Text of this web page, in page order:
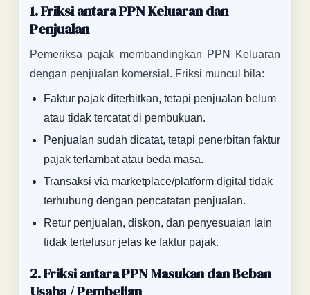
1. Friksi antara PPN Keluaran dan
Penjualan
Pemeriksa pajak membandingkan PPN Keluaran
dengan penjualan komersial. Friksi muncul bila:
Faktur pajak diterbitkan, tetapi penjualan belum
atau tidak tercatat di pembukuan.
Penjualan sudah dicatat, tetapi penerbitan faktur
pajak terlambat atau beda masa.
Transaksi via marketplace/platform digital tidak
terhubung dengan pencatatan penjualan.
Retur penjualan, diskon, dan penyesuaian lain
tidak tertelusur jelas ke faktur pajak.
2. Friksi antara PPN Masukan dan Beban